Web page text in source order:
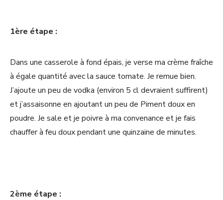
1ère étape :
Dans une casserole à fond épais, je verse ma crème fraîche
à égale quantité avec la sauce tomate. Je remue bien.
J’ajoute un peu de vodka (environ 5 cl devraient suffirent)
et j’assaisonne en ajoutant un peu de Piment doux en
poudre. Je sale et je poivre à ma convenance et je fais
chauffer à feu doux pendant une quinzaine de minutes.
2ème étape :